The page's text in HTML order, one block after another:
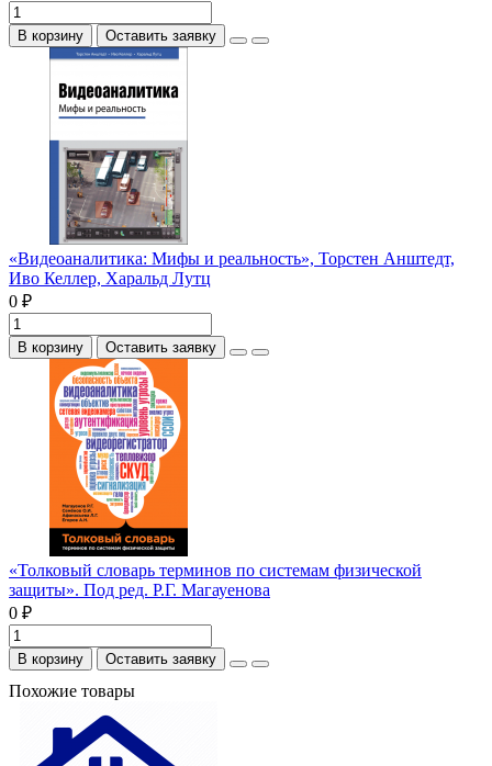
В корзину Оставить заявку
«Видеоаналитика: Мифы и реальность», Торстен Анштедт,
Иво Келлер, Харальд Лутц
0 ₽
В корзину Оставить заявку
«Толковый словарь терминов по системам физической
защиты». Под ред. Р.Г. Магауенова
0 ₽
В корзину Оставить заявку
Похожие товары